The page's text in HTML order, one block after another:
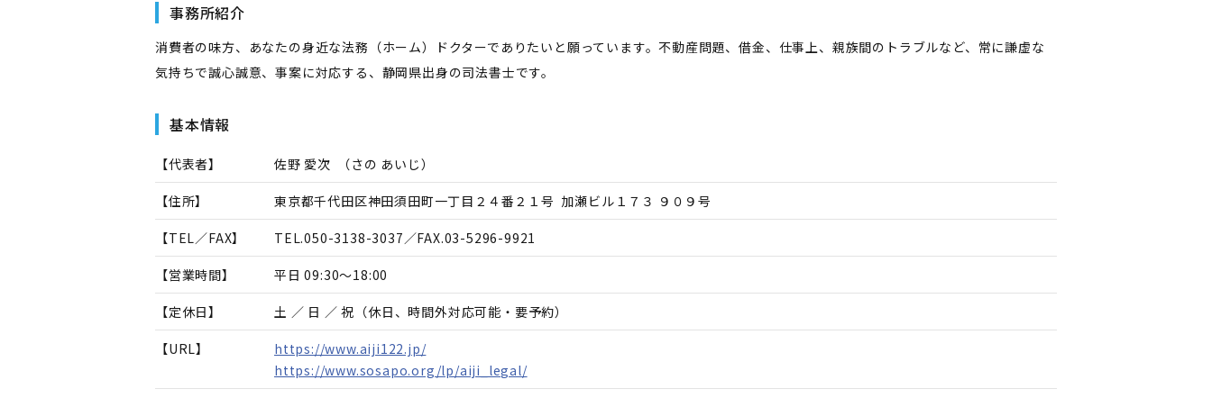
事務所紹介
消費者の味方、あなたの身近な法務（ホーム）ドクターでありたいと願っています。不動産問題、借金、仕事上、親族間のトラブルなど、常に謙虚な
気持ちで誠心誠意、事案に対応する、静岡県出身の司法書士です。
基本情報
【代表者】 佐野 愛次 （さの あいじ）
【住所】 東京都千代田区神田須田町一丁目２４番２１号 加瀬ビル１７３ ９０９号
【TEL／FAX】 TEL.050-3138-3037 ／FAX.03-5296-9921
【営業時間】 平日 09:30～18:00
【定休日】 土 ／ 日 ／ 祝（休日、時間外対応可能・要予約）
【URL】
https://www.aiji122.jp/
https://www.sosapo.org/lp/aiji_legal/